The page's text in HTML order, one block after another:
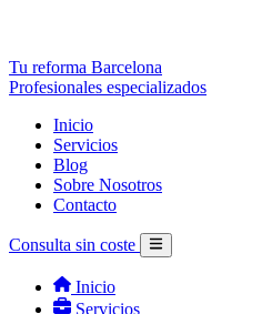
Tu reforma Barcelona
Profesionales especializados
Inicio
Servicios
Blog
Sobre Nosotros
Contacto
Consulta sin coste
Inicio
Servicios